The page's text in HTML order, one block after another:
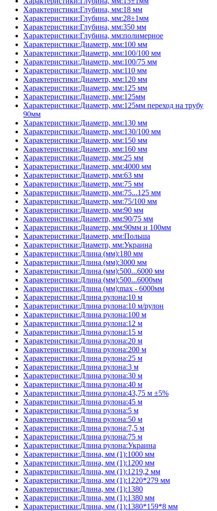
Характеристики:Глубина, мм:18 мм
Характеристики:Глубина, мм:28±1мм
Характеристики:Глубина, мм:350 мм
Характеристики:Глубина, мм:полимерное
Характеристики:Диаметр, мм:100 мм
Характеристики:Диаметр, мм:100/100 мм
Характеристики:Диаметр, мм:100/75 мм
Характеристики:Диаметр, мм:110 мм
Характеристики:Диаметр, мм:120 мм
Характеристики:Диаметр, мм:125 мм
Характеристики:Диаметр, мм:125мм
Характеристики:Диаметр, мм:125мм переход на трубу
90мм
Характеристики:Диаметр, мм:130 мм
Характеристики:Диаметр, мм:130/100 мм
Характеристики:Диаметр, мм:150 мм
Характеристики:Диаметр, мм:160 мм
Характеристики:Диаметр, мм:25 мм
Характеристики:Диаметр, мм:4000 мм
Характеристики:Диаметр, мм:63 мм
Характеристики:Диаметр, мм:75 мм
Характеристики:Диаметр, мм:75...125 мм
Характеристики:Диаметр, мм:75/100 мм
Характеристики:Диаметр, мм:90 мм
Характеристики:Диаметр, мм:90/75 мм
Характеристики:Диаметр, мм:90мм и 100мм
Характеристики:Диаметр, мм:Польша
Характеристики:Диаметр, мм:Украина
Характеристики:Длина (мм):180 мм
Характеристики:Длина (мм):3000 мм
Характеристики:Длина (мм):500...6000 мм
Характеристики:Длина (мм):500...6000мм
Характеристики:Длина (мм):max - 6000мм
Характеристики:Длина рулона:10 м
Характеристики:Длина рулона:10 м/рулон
Характеристики:Длина рулона:100 м
Характеристики:Длина рулона:12 м
Характеристики:Длина рулона:15 м
Характеристики:Длина рулона:20 м
Характеристики:Длина рулона:200 м
Характеристики:Длина рулона:25 м
Характеристики:Длина рулона:3 м
Характеристики:Длина рулона:30 м
Характеристики:Длина рулона:40 м
Характеристики:Длина рулона:43,75 м ±5%
Характеристики:Длина рулона:45 м
Характеристики:Длина рулона:5 м
Характеристики:Длина рулона:50 м
Характеристики:Длина рулона:7,5 м
Характеристики:Длина рулона:75 м
Характеристики:Длина рулона:Украина
Характеристики:Длина, мм (1):1000 мм
Характеристики:Длина, мм (1):1200 мм
Характеристики:Длина, мм (1):1219,2 мм
Характеристики:Длина, мм (1):1220*279 мм
Характеристики:Длина, мм (1):1380
Характеристики:Длина, мм (1):1380 мм
Характеристики:Длина, мм (1):1380*159*8 мм